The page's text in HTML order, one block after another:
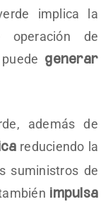
implica la
operación de
generar
además de
reduciendo la
suministros de
impulsa